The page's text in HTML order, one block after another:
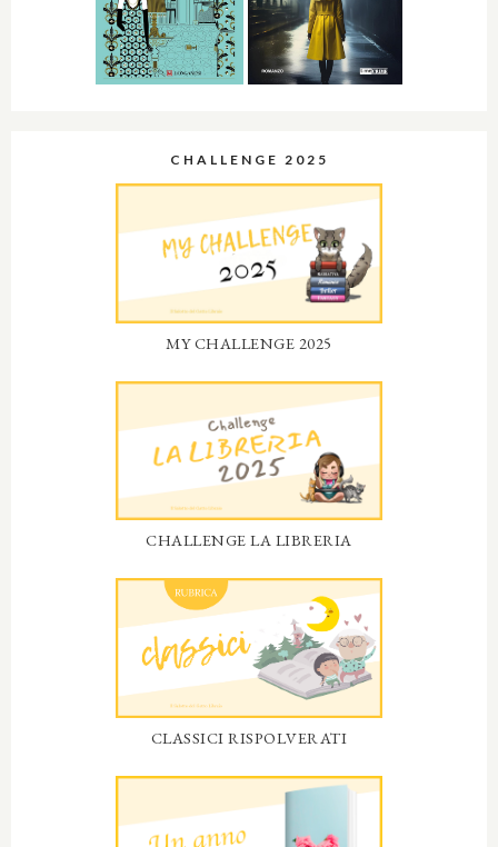
CHALLENGE 2025
MY CHALLENGE 2025
CHALLENGE LA LIBRERIA
CLASSICI RISPOLVERATI